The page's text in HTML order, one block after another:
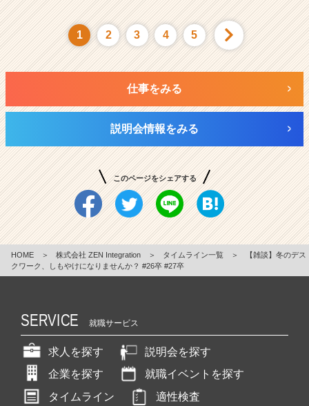
1 2 3 4 5
仕事をみる
説明会情報をみる
このページをシェアする
HOME ＞ 株式会社 ZEN Integration ＞ タイムライン一覧 ＞
【雑談】冬のデス
クワーク、しもやけになりませんか？ #26卒 #27卒
SERVICE 就職サービス
求人を探す
説明会を探す
企業を探す
就職イベントを探す
タイムライン
適性検査